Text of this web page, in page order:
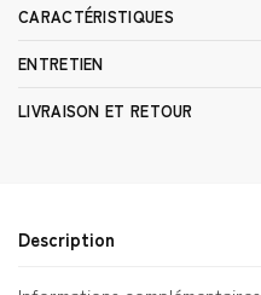
CARACTÉRISTIQUES
ENTRETIEN
LIVRAISON ET RETOUR
Description